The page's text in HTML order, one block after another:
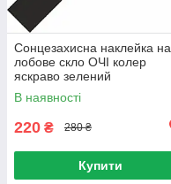
Сонцезахисна наклейка на
лобове скло ОЧІ колер
яскраво зелений
В наявності
220 ₴ 280 ₴
Купити